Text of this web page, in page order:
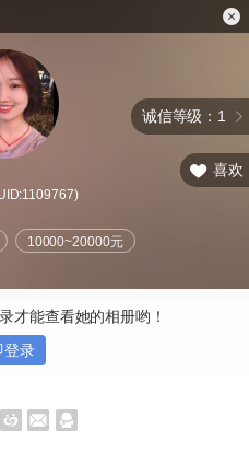
诚信等级：1
10000~20000元
喜欢
才能查看她的相册哟！
登录